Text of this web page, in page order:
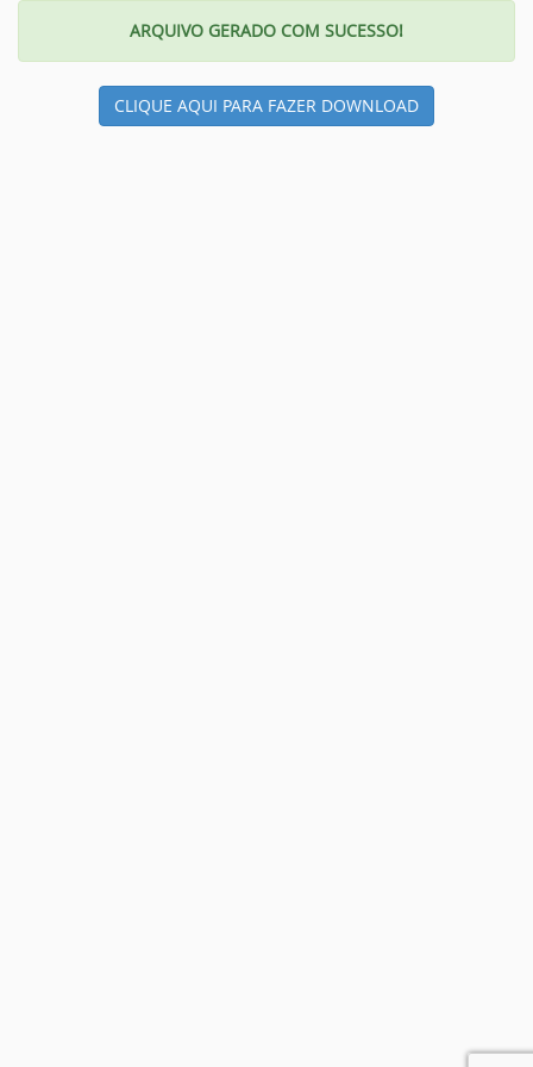
ARQUIVO GERADO COM SUCESSO!
CLIQUE AQUI PARA FAZER DOWNLOAD